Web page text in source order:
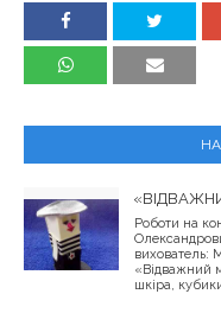
Роботи на
вихователь:
«Відважний
шкіра,